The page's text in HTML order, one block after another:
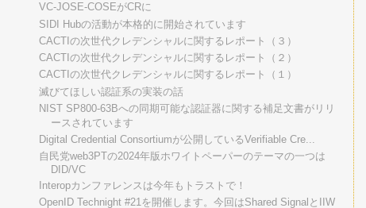
VC-JOSE-COSEがCRに
SIDI Hubの活動が本格的に開始されています
CACTIの次世代クレデンシャルに関するレポート（３）
CACTIの次世代クレデンシャルに関するレポート（２）
CACTIの次世代クレデンシャルに関するレポート（１）
滅びてほしい認証系の実装の話
NIST SP800-63Bへの同期可能な認証器に関する補足文書がリリ
ースされています
Digital Credential Consortiumが公開しているVerifiable Cre...
自民党web3PTの2024年版ホワイトペーパーのテーマの一つは
DID/VC
Interopカンファレンスは今年もトラストで！
OpenID Technight #21を開催します。今回はShared SignalとIIW